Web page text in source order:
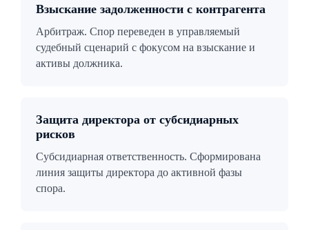
Взыскание задолженности с контрагента
Арбитраж. Спор переведен в управляемый
судебный сценарий с фокусом на взыскание и
активы должника.
Защита директора от субсидиарных
рисков
Субсидиарная ответственность. Сформирована
линия защиты директора до активной фазы
спора.